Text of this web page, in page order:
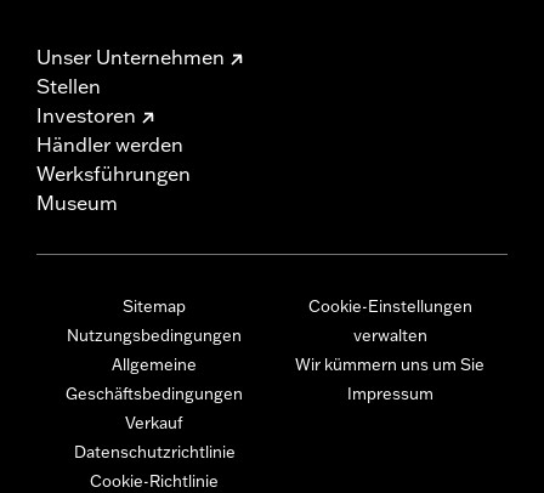
Unser Unternehmen
Stellen
Investoren
Händler werden
Werksführungen
Museum
Sitemap
Nutzungsbedingungen
Allgemeine
Geschäftsbedingungen
Verkauf
Datenschutzrichtlinie
Cookie-Richtlinie
Cookie-Einstellungen
verwalten
Wir kümmern uns um Sie
Impressum